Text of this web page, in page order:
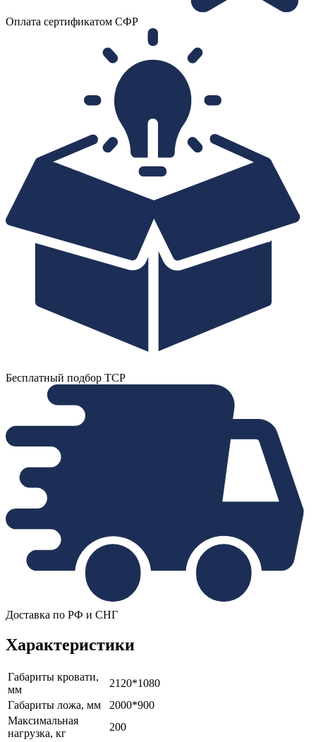
Оплата сертификатом СФР
Бесплатный подбор ТСР
Доставка по РФ и СНГ
Характеристики
Габариты кровати,
мм
2120*1080
Габариты ложа, мм
2000*900
Максимальная
нагрузка, кг
200